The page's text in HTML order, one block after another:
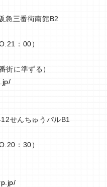
急三番街南館B2
：00）
街に準ずる）
せんちゅうパルB1
：30）